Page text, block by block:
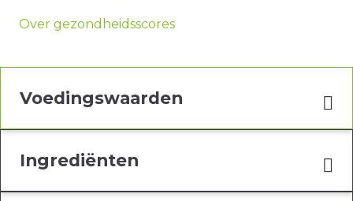
Over gezondheidsscores
Voedingswaarden
Ingrediënten